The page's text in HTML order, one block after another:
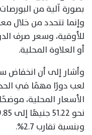
بصورة آلية من
وإنما تتحدد من خلال
للأوقية، وسعر صرف
أو العلاوة المحلية.
وأشار إلى أن انخفاض
لعب دورًا مهمًا في
الأسعار المحلية،
وبنسبة تقارب 2.7%.